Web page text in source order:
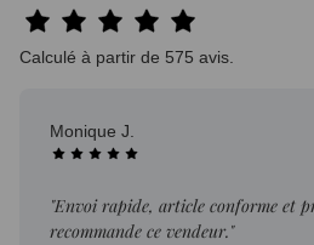
Calculé à partir de 575 avis.
Monique J.
"Envoi rapide, article conforme et
recommande ce vendeur."